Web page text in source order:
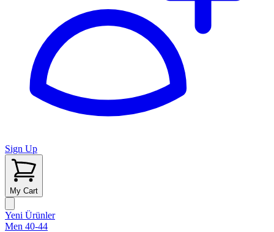
Sign Up
My Cart
Yeni Ürünler
Men 40-44